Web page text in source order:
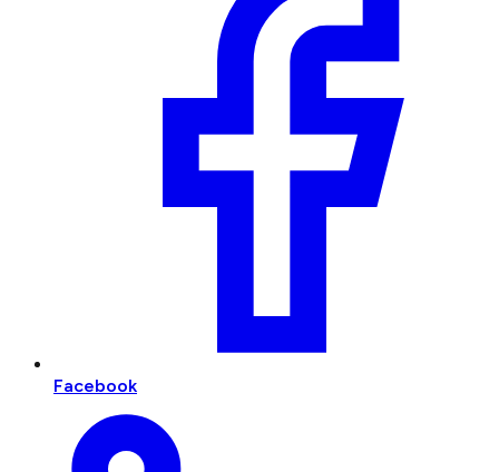
Facebook